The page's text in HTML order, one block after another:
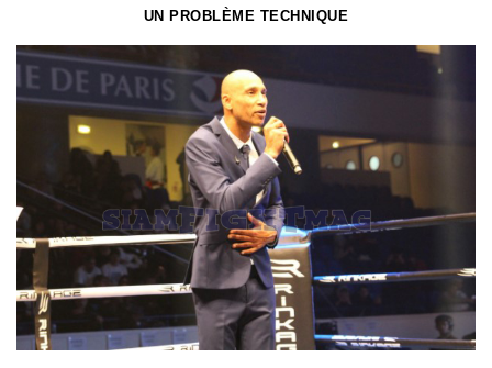
UN PROBLÈME TECHNIQUE